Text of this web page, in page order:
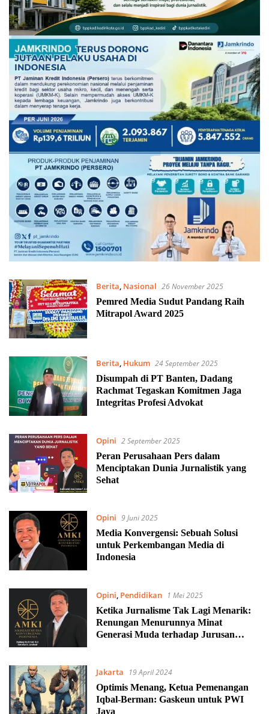
Berita, Nasional 26 November 2025
Pemred Media Sudut Pandang Raih
Mitrapol Award 2025
Berita, Hukum 24 September 2025
Disumpah di PT Banten, Dadang
Rachmat Tegaskan Komitmen Jaga
Integritas Profesi Advokat
Opini 2 September 2025
Peran Perusahaan Pers dalam
Menciptakan Dunia Jurnalistik yang
Sehat
Opini 9 Juni 2025
Media Konvergensi: Sebuah Solusi
untuk Perkembangan Media di
Indonesia
Opini Pendidikan
1 Mei 2025
Ketika Jurnalisme Tak Lagi Menarik:
Renungan Menurunnya Minat
Generasi Muda terhadap Jurusan
Jakarta
19 April 2024
Optimis Menang, Ketua Pemenangan
Iqbal-Berman: Gaskeun untuk PWI
Jaya